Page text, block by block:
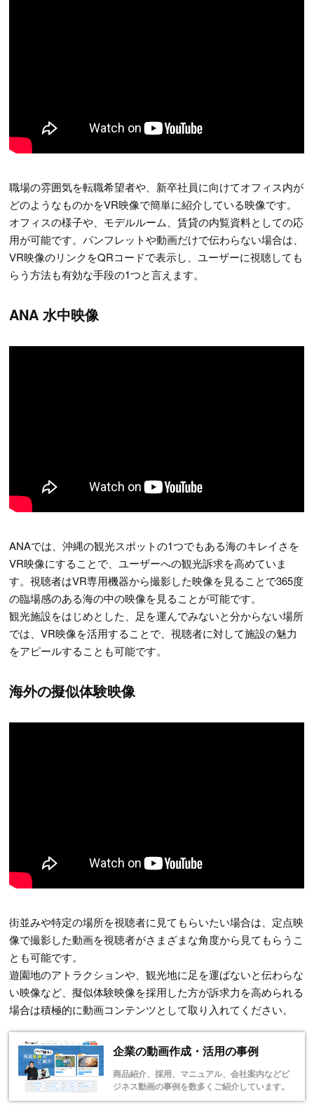
職場の雰囲気を転職希望者や、新卒社員に向けてオフィス内が
どのようなものかをVR映像で簡単に紹介している映像です。
オフィスの様子や、モデルルーム、賃貸の内覧資料としての応
用が可能です。パンフレットや動画だけで伝わらない場合は、
VR映像のリンクをQRコードで表示し、ユーザーに視聴しても
らう方法も有効な手段の1つと言えます。
ANA 水中映像
ANAでは、沖縄の観光スポットの1つでもある海のキレイさを
VR映像にすることで、ユーザーへの観光訴求を高めていま
す。視聴者はVR専用機器から撮影した映像を見ることで365度
の臨場感のある海の中の映像を見ることが可能です。
観光施設をはじめとした、足を運んでみないと分からない場所
では、VR映像を活用することで、視聴者に対して施設の魅力
をアピールすることも可能です。
海外の擬似体験映像
街並みや特定の場所を視聴者に見てもらいたい場合は、定点映
像で撮影した動画を視聴者がさまざまな角度から見てもらうこ
とも可能です。
遊園地のアトラクションや、観光地に足を運ばないと伝わらな
い映像など、擬似体験映像を採用した方が訴求力を高められる
場合は積極的に動画コンテンツとして取り入れてください。
企業の動画作成・活用の事例
商品紹介、採用、マニュアル、会社案内などビ
ジネス動画の事例を数多くご紹介しています。